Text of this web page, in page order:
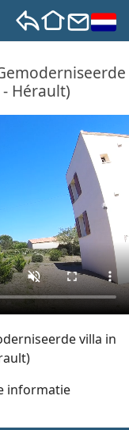
Hérault)
villa in
informatie